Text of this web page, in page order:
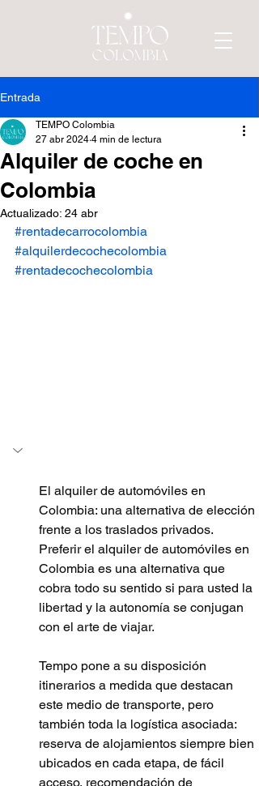
Entrada
Alquiler de coche en
Colombia
TEMPO Colombia
27 abr 2024 4 min de lectura
Actualizado: 24 abr
#rentadecarrocolombia
#alquilerdecochecolombia
#rentadecochecolombia
El alquiler de automóviles en
Colombia: una alternativa de elección
frente a los traslados privados.
Preferir el alquiler de automóviles en
Colombia es una alternativa que
cobra todo su sentido si para usted la
libertad y la autonomía se conjugan
con el arte de viajar.
Tempo pone a su disposición
itinerarios a medida que destacan
este medio de transporte, pero
también toda la logística asociada:
reserva de alojamientos siempre bien
ubicados en cada etapa, de fácil
acceso, recomendación de